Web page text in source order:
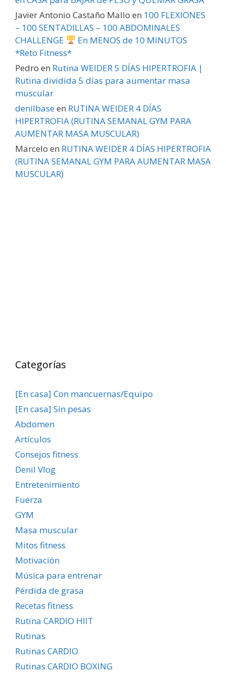
Javier Antonio Castaño Mallo en 100 FLEXIONES
– 100 SENTADILLAS – 100 ABDOMINALES
CHALLENGE
En MENOS de 10 MINUTOS
*Reto Fitness*
Pedro en Rutina WEIDER 5 DÍAS HIPERTROFIA |
Rutina dividida 5 días para aumentar masa
muscular
denilbaseen RUTINA WEIDER 4 DÍAS
HIPERTROFIA (RUTINA SEMANAL GYM PARA
AUMENTAR MASA MUSCULAR)
Marcelo en RUTINA WEIDER 4 DÍAS HIPERTROFIA
(RUTINA SEMANAL GYM PARA AUMENTAR MASA
MUSCULAR)
Categorías
[En casa] Con mancuernas/Equipo
[En casa] Sin pesas
Abdomen
Artículos
Consejos fitness
Denil Vlog
Entretenimiento
Fuerza
GYM
Masa muscular
Mitos fitness
Motivación
Música para entrenar
Pérdida de grasa
Recetas fitness
Rutina CARDIO HIIT
Rutinas
Rutinas CARDIO
Rutinas CARDIO BOXING